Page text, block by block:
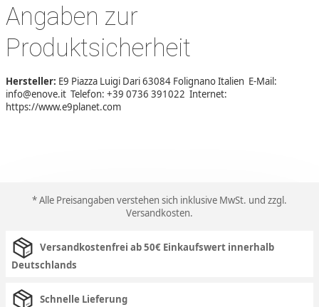
Angaben zur
Produktsicherheit
Hersteller: E9 Piazza Luigi Dari 63084 Folignano Italien E-Mail:
info@enove.it Telefon: +39 0736 391022 Internet:
https://www.e9planet.com
* Alle Preisangaben verstehen sich inklusive MwSt. und zzgl.
Versandkosten.
Versandkostenfrei ab 50€ Einkaufswert innerhalb
Deutschlands
Schnelle Lieferung